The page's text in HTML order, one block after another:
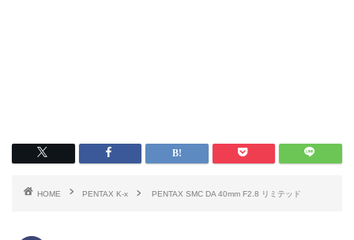
HOME PENTAX K-x PENTAX SMC DA 40mm F2.8 リミテッド